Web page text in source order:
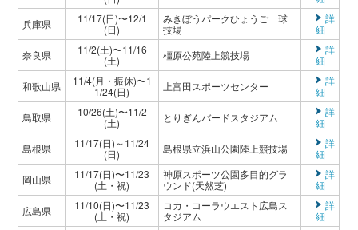
兵庫県
11/17(日)〜12/1
(日)
みきぼうパークひょうご 球
技場
詳
細
奈良県
11/2(土)〜11/16
(土)
橿原公苑陸上競技場
詳
細
和歌山県
11/4(月・振休)〜1
1/24(日)
上富田スポーツセンター
詳
細
鳥取県
10/26(土)〜11/2
(土)
とりぎんバードスタジアム
詳
細
島根県
11/17(日)～11/24
(日)
島根県立浜山公園陸上競技場
詳
細
岡山県
11/17(日)〜11/23
(土・祝)
神原スポーツ公園多目的グラ
ウンド(天然芝)
詳
細
広島県
11/10(日)〜11/23
(土・祝)
コカ・コーラウエスト広島ス
タジアム
詳
細